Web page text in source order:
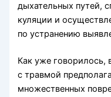
дыхательных путей,
куляции и
по устранению
Как уже говорилось,
с травмой
множественных